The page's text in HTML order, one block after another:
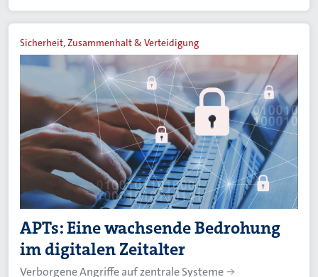
Sicherheit, Zusammenhalt & Verteidigung
APTs: Eine wachsende Bedrohung
im digitalen Zeitalter
Verborgene Angriffe auf zentrale Systeme